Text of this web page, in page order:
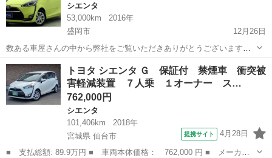
シエンタ
53,000km
2016年
盛岡市
12月26日
数ある車屋さんの中から弊社をご覧いただきありがとうございます！
オトロン盛岡店と申します(^^♪🥳 東北3店舗目、オトロン最北端のお店
として、2024年4月1日に新店舗オープンとなりました🔥❤️‍🔥 冬が訪...
岩手 盛岡市 シエンタ 車両
トヨタ シエンタ Ｇ 保証付 禁煙車 衝突被
害軽減装置 ７人乗 １オーナー ス…
762,000円
シエンタ
101,406km
2018年
宮城県 仙台市
提携サイト 4月28日
■ 支払総額: 89.9万円 ■ 車両本体価格： 762,000 円 ■ メーカー